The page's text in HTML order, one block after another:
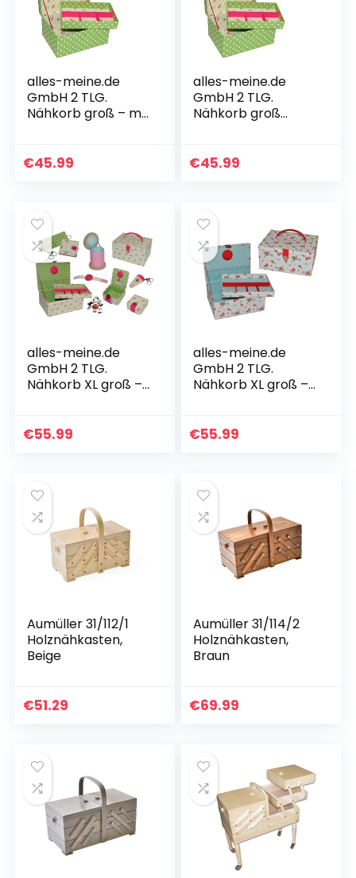
alles-meine.de
GmbH 2 TLG.
Nähkorb groß – mit
Punkte grün weiß
€45.99
alles-meine.de
GmbH 2 TLG.
Nähkorb groß
Nähkasten
€45.99
alles-meine.de
GmbH 2 TLG.
Nähkorb XL groß –
Creme Rosen Stoff
€55.99
alles-meine.de
GmbH 2 TLG.
Nähkorb XL groß –
Erbeeren Blumen
€55.99
Aumüller 31/112/1
Holznähkasten,
Beige
€51.29
Aumüller 31/114/2
Holznähkasten,
Braun
€69.99